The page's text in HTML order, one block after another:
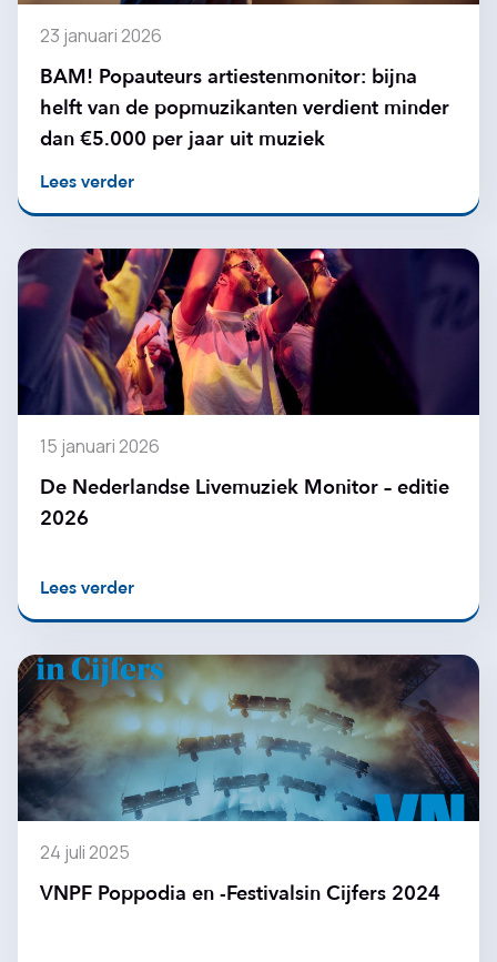
23 januari 2026
BAM! Popauteurs artiestenmonitor: bijna
helft van de popmuzikanten verdient minder
dan €5.000 per jaar uit muziek
Lees verder
15 januari 2026
De Nederlandse Livemuziek Monitor – editie
2026
Lees verder
24 juli 2025
VNPF Poppodia en -Festivalsin Cijfers 2024